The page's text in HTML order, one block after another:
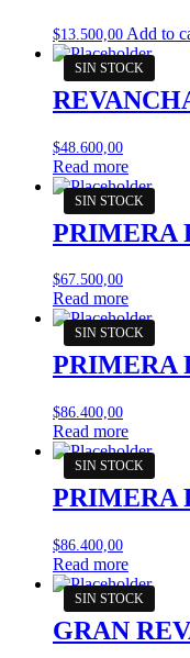
$13.500,00 Add to
$48.600,00
Read more
PRIMERA
$67.500,00
Read more
PRIMERA
$86.400,00
Read more
PRIMERA
$86.400,00
Read more
GRAN